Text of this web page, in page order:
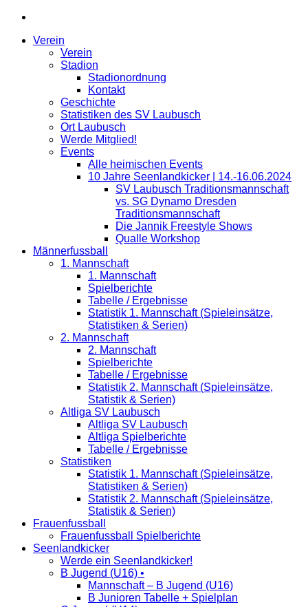
Verein
Verein
Stadion
Stadionordnung
Kontakt
Geschichte
Statistiken des SV Laubusch
Ort Laubusch
Werde Mitglied!
Events
Alle heimischen Events
10 Jahre Seenlandkicker | 14.-16.06.2024
SV Laubusch Traditionsmannschaft
vs. SG Dynamo Dresden
Traditionsmannschaft
Die Jannik Freestyle Shows
Qualle Workshop
Männerfussball
1. Mannschaft
1. Mannschaft
Spielberichte
Tabelle / Ergebnisse
Statistik 1. Mannschaft (Spieleinsätze,
Statistiken & Serien)
2. Mannschaft
2. Mannschaft
Spielberichte
Tabelle / Ergebnisse
Statistik 2. Mannschaft (Spieleinsätze,
Statistik & Serien)
Altliga SV Laubusch
Altliga SV Laubusch
Altliga Spielberichte
Tabelle / Ergebnisse
Statistiken
Statistik 1. Mannschaft (Spieleinsätze,
Statistiken & Serien)
Statistik 2. Mannschaft (Spieleinsätze,
Statistik & Serien)
Frauenfussball
Frauenfussball Spielberichte
Seenlandkicker
Werde ein Seenlandkicker!
B Jugend (U16) •
Mannschaft – B Jugend (U16)
B Junioren Tabelle + Spielplan